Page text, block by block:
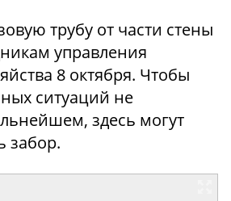
трубу от части стены
управления
8 октября. Чтобы
ситуаций не
здесь могут
забор.